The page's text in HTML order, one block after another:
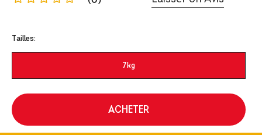
Tailles:
7kg
ACHETER